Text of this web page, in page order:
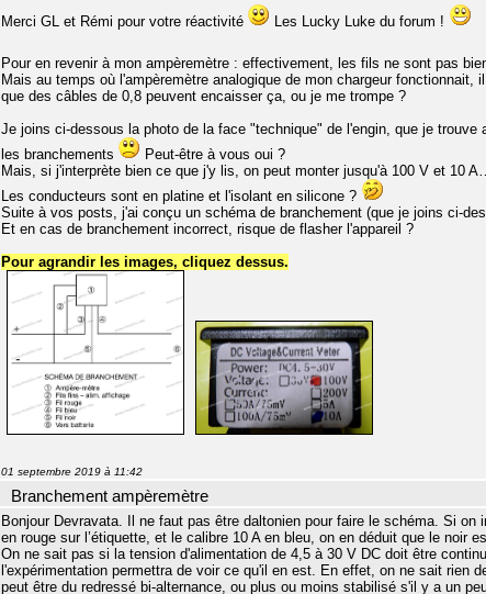
Merci GL et Rémi pour votre réactivité Les Lucky Luke du forum !
Pour en revenir à mon ampèremètre : effectivement, les fils ne sont pas
Mais au temps où l'ampèremètre analogique de mon chargeur
que des câbles de 0,8 peuvent encaisser ça, ou je me trompe ?
Je joins ci-dessous la photo de la face "technique" de l'engin, que je
les branchements
Peut-être à vous oui ?
Mais, si j'interprète bien ce que j'y lis, on peut monter jusqu'à 100 V et 10
Les conducteurs sont en platine et l'isolant en silicone ?
Suite à vos posts, j'ai conçu un schéma de branchement (que je joins ci-
Et en cas de branchement incorrect, risque de flasher l'appareil ?
Pour agrandir les images, cliquez dessus.
01 septembre 2019 à 11:42
Branchement ampèremètre
Bonjour Devravata. Il ne faut pas être daltonien pour faire le schéma. Si
en rouge sur l’étiquette, et le calibre 10 A en bleu, on en déduit que le noir
On ne sait pas si la tension d'alimentation de 4,5 à 30 V DC doit être
l'expérimentation permettra de voir ce qu'il en est. En effet, on ne sait rien
peut être du redressé bi-alternance, ou plus ou moins stabilisé s'il y a un